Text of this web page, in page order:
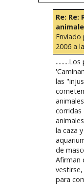
Re: Re:
Enviado
2006 a
las
la caza
de
Afirman
para